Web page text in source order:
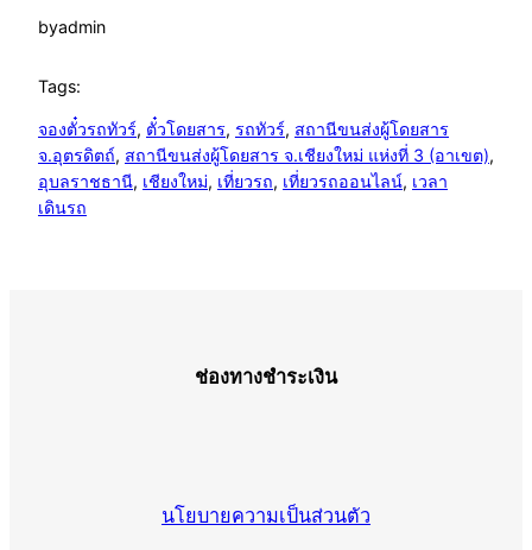
byadmin
Tags:
จองตั๋วรถทัวร์, ตั๋วโดยสาร, รถทัวร์, สถานีขนส่งผู้โดยสาร
จ.อุตรดิตถ์, สถานีขนส่งผู้โดยสาร จ.เชียงใหม่ แห่งที่ 3 (อาเขต)
อุบลราชธานี, เชียงใหม่, เที่ยวรถ, เที่ยวรถออนไลน์, เวลา
เดินรถ
ช่องทางชำระเงิน
นโยบายความเป็นส่วนตัว